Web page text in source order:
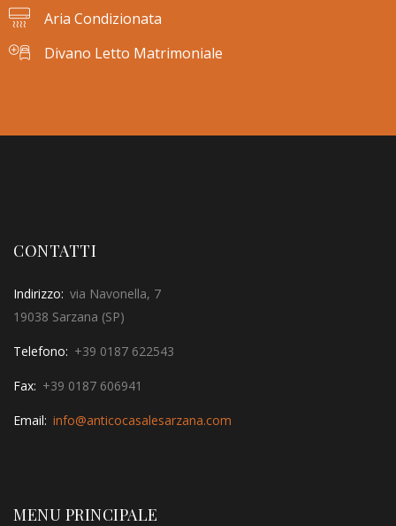
Aria Condizionata
Divano Letto Matrimoniale
CONTATTI
Indirizzo: via Navonella, 7
19038 Sarzana (SP)
Telefono: +39 0187 622543
Fax: +39 0187 606941
Email: info@anticocasalesarzana.com
MENU PRINCIPALE